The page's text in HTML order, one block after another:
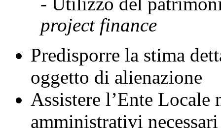
project finance
Predisporre la stima
oggetto di alienazione
Assistere l’Ente Locale
amministrativi